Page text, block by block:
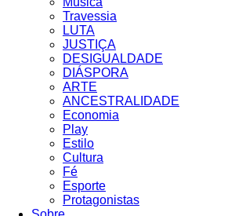
Travessia
LUTA
JUSTIÇA
DESIGUALDADE
DIÁSPORA
ARTE
ANCESTRALIDADE
Economia
Play
Estilo
Cultura
Fé
Esporte
Protagonistas